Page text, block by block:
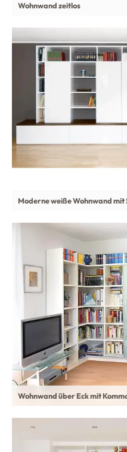
Wohnwand zeitlos
Moderne weiße Wohnwand
Wohnwand über Eck mit